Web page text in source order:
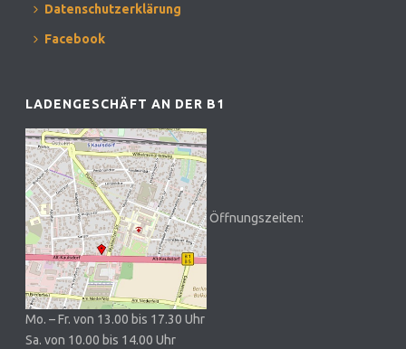
Datenschutzerklärung
Facebook
LADENGESCHÄFT AN DER B1
Öffnungszeiten:
Mo. – Fr. von 13.00 bis 17.30 Uhr
Sa. von 10.00 bis 14.00 Uhr